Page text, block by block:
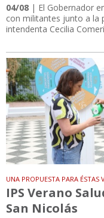
04/08 | El Gobernador
con militantes junto a la
intendenta Cecilia
UNA PROPUESTA PARA ÉSTAS
IPS Verano
San Nicolás